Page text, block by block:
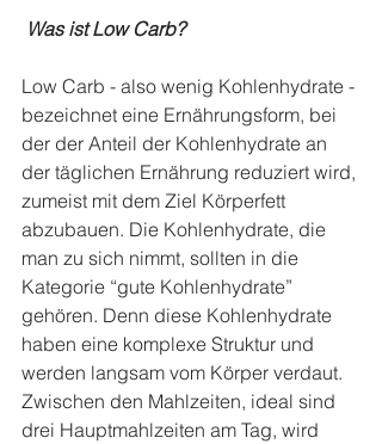
Was ist Low Carb?
Low Carb - also wenig Kohlenhydrate -
bezeichnet eine Ernährungsform, bei
der der Anteil der Kohlenhydrate an
der täglichen Ernährung reduziert wird,
zumeist mit dem Ziel Körperfett
abzubauen. Die Kohlenhydrate, die
man zu sich nimmt, sollten in die
Kategorie “gute Kohlenhydrate”
gehören. Denn diese Kohlenhydrate
haben eine komplexe Struktur und
werden langsam vom Körper verdaut.
Zwischen den Mahlzeiten, ideal sind
drei Hauptmahlzeiten am Tag, wird